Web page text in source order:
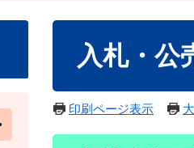
入札・公
印刷ページ表示